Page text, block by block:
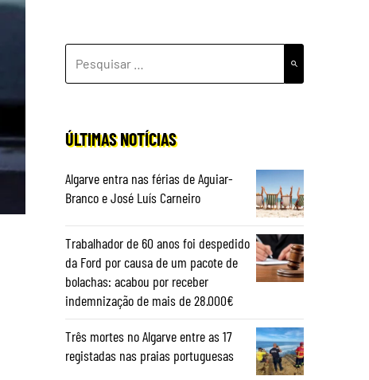
POR:
ÚLTIMAS NOTÍCIAS
Algarve entra nas férias de Aguiar-
Branco e José Luís Carneiro
Trabalhador de 60 anos foi despedido
da Ford por causa de um pacote de
bolachas: acabou por receber
indemnização de mais de 28.000€
Três mortes no Algarve entre as 17
registadas nas praias portuguesas